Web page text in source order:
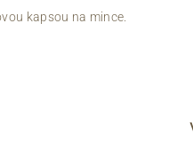
kapsou na mince.